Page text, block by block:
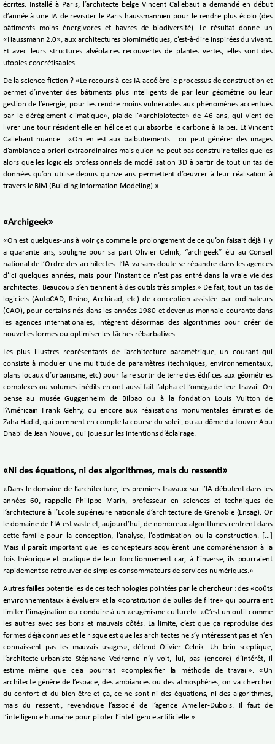
écrites. Installé à Paris, l’architecte belge Vincent Callebaut a demandé en début
d’année à une IA de revisiter le Paris haussmannien pour le rendre plus écolo (des
bâtiments moins énergivores et havres de biodiversité). Le résultat donne un
«Haussmann 2.0», aux architectures biomimétiques, c’est-à-dire inspirées du vivant.
Et avec leurs structures alvéolaires recouvertes de plantes vertes, elles sont des
utopies concrétisables.
De la science-fiction ? «Le recours à ces IA accélère le processus de construction et
permet d’inventer des bâtiments plus intelligents de par leur géométrie ou leur
gestion de l’énergie, pour les rendre moins vulnérables aux phénomènes accentués
par le dérèglement climatique», plaide l’«archibiotecte» de 46 ans, qui vient de
livrer une tour résidentielle en hélice et qui absorbe le carbone à Taipei. Et Vincent
Callebaut nuance : «On en est aux balbutiements : on peut générer des images
d’ambiance a priori extraordinaires mais qu’on ne peut pas construire telles quelles
alors que les logiciels professionnels de modélisation 3D à partir de tout un tas de
données qu’on utilise depuis quinze ans permettent d’œuvrer à leur réalisation à
travers le BIM (Building Information Modeling).»
«Archigeek»
«On est quelques-uns à voir ça comme le prolongement de ce qu’on faisait déjà il y
a quarante ans, souligne pour sa part Olivier Celnik, “archigeek” élu au Conseil
national de l’Ordre des architectes. L’IA va sans doute se répandre dans les agences
d’ici quelques années, mais pour l’instant ce n’est pas entré dans la vraie vie des
architectes. Beaucoup s’en tiennent à des outils très simples.» De fait, tout un tas de
logiciels (AutoCAD, Rhino, Archicad, etc) de conception assistée par ordinateurs
(CAO), pour certains nés dans les années 1980 et devenus monnaie courante dans
les agences internationales, intègrent désormais des algorithmes pour créer de
nouvelles formes ou optimiser les tâches rébarbatives.
Les plus illustres représentants de l’architecture paramétrique, un courant qui
consiste à moduler une multitude de paramètres (techniques, environnementaux,
plans locaux d’urbanisme, etc) pour faire sortir de terre des édifices aux géométries
complexes ou volumes inédits en ont aussi fait l’alpha et l’oméga de leur travail. On
pense au musée Guggenheim de Bilbao ou à la fondation Louis Vuitton de
l’Américain Frank Gehry, ou encore aux réalisations monumentales émiraties de
Zaha Hadid, qui prennent en compte la course du soleil, ou au dôme du Louvre Abu
Dhabi de Jean Nouvel, qui joue sur les intentions d’éclairage.
«Ni des équations, ni des algorithmes, mais du ressenti»
«Dans le domaine de l’architecture, les premiers travaux sur l’IA débutent dans les
années 60, rappelle Philippe Marin, professeur en sciences et techniques de
l’architecture à l’Ecole supérieure nationale d’architecture de Grenoble (Ensag). Or
le domaine de l’IA est vaste et, aujourd’hui, de nombreux algorithmes rentrent dans
cette famille pour la conception, l’analyse, l’optimisation ou la construction. […]
Mais il paraît important que les concepteurs acquièrent une compréhension à la
fois théorique et pratique de leur fonctionnement car, à l’inverse, ils pourraient
rapidement se retrouver de simples consommateurs de services numériques.»
Autres failles potentielles de ces technologies pointées par le chercheur : des «coûts
environnementaux à évaluer» et la «constitution de bulles de filtre» qui pourraient
limiter l’imagination ou conduire à un «eugénisme culturel». «C’est un outil comme
les autres avec ses bons et mauvais côtés. La limite, c’est que ça reproduise des
formes déjà connues et le risque est que les architectes ne s’y intéressent pas et n’en
connaissent pas les mauvais usages», défend Olivier Celnik. Un brin sceptique,
l’architecte-urbaniste Stéphane Vedrenne n’y voit, lui, pas (encore) d’intérêt, il
estime même que cela pourrait «complexifier la méthode de travail». «Un
architecte génère de l’espace, des ambiances ou des atmosphères, on va chercher
du confort et du bien-être et ça, ce ne sont ni des équations, ni des algorithmes,
mais du ressenti, revendique l’associé de l’agence Ameller-Dubois. Il faut de
l’intelligence humaine pour piloter l’intelligence artificielle.»